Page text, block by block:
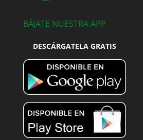
BÁJATE NUESTRA APP
DESCÁRGATELA GRATIS